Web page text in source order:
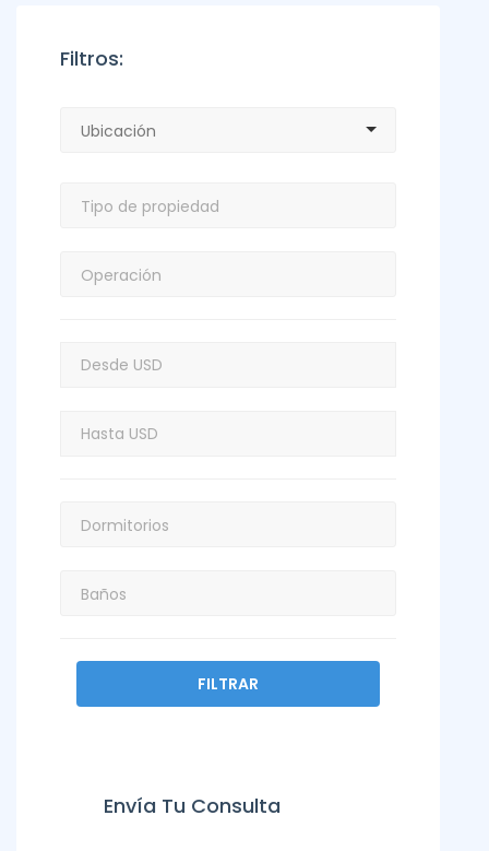
Filtros:
FILTRAR
Envía Tu Consulta